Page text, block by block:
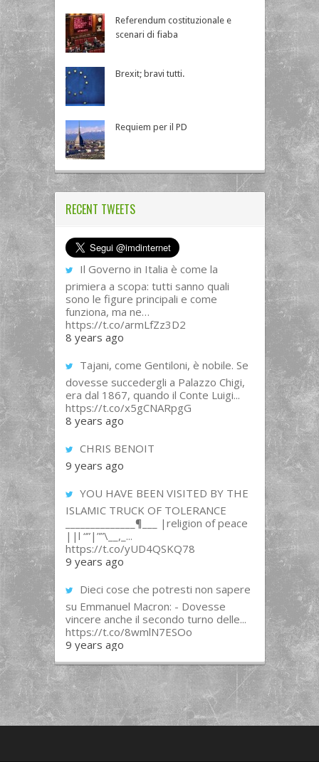
Referendum costituzionale e
scenari di fiaba
Brexit; bravi tutti.
Requiem per il PD
RECENT TWEETS
Il Governo in Italia è come la
primiera a scopa: tutti sanno quali
sono le figure principali e come
funziona, ma ne…
https://t.co/armLfZz3D2
8 years ago
Tajani, come Gentiloni, è nobile. Se
dovesse succedergli a Palazzo Chigi,
era dal 1867, quando il Conte Luigi...
https://t.co/x5gCNARpgG
8 years ago
CHRIS BENOIT
9 years ago
YOU HAVE BEEN VISITED BY THE
ISLAMIC TRUCK OF TOLERANCE
______________¶___ |religion of peace
||l “”|””\__,_...
https://t.co/yUD4QSKQ78
9 years ago
Dieci cose che potresti non sapere
su Emmanuel Macron: - Dovesse
vincere anche il secondo turno delle...
https://t.co/8wmlN7ESOo
9 years ago